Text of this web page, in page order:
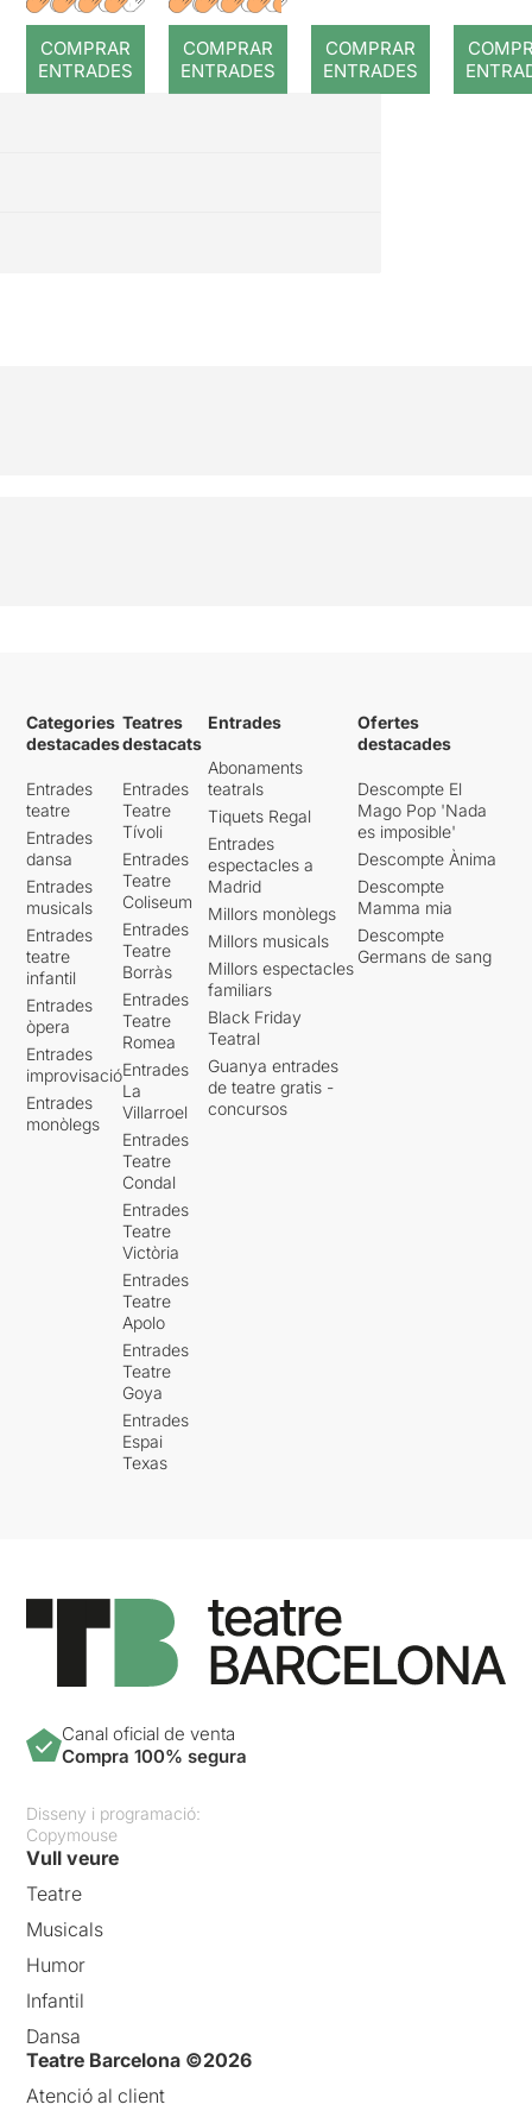
romput
COMPRAR
ENTRADES
Gray
COMPRAR
ENTRADES
Stones
Tribute
COMPRAR
ENTRADES
de
Categories
destacades
Entrades
teatre
Entrades
dansa
Entrades
musicals
Entrades
teatre
infantil
Entrades
òpera
Entrades
improvisació
Entrades
monòlegs
Teatres
destacats
Entrades
Teatre
Tívoli
Entrades
Teatre
Coliseum
Entrades
Teatre
Borràs
Entrades
Teatre
Romea
Entrades
La
Villarroel
Entrades
Teatre
Condal
Entrades
Teatre
Victòria
Entrades
Teatre
Apolo
Entrades
Teatre
Goya
Entrades
Espai
Texas
Entrades
Abonaments
teatrals
Tiquets Regal
Entrades
espectacles a
Madrid
Millors monòlegs
Millors musicals
Millors espectacles
familiars
Black Friday
Teatral
Guanya entrades
de teatre gratis -
concursos
Ofertes
destacades
Descompte El
Mago Pop 'Nada
es imposible'
Descompte Ànima
Descompte
Mamma mia
Descompte
Germans de sang
Canal oficial de venta
Compra 100% segura
Disseny i programació:
Copymouse
Vull veure
Teatre
Musicals
Humor
Infantil
Dansa
Teatre Barcelona ©2026
Atenció al client